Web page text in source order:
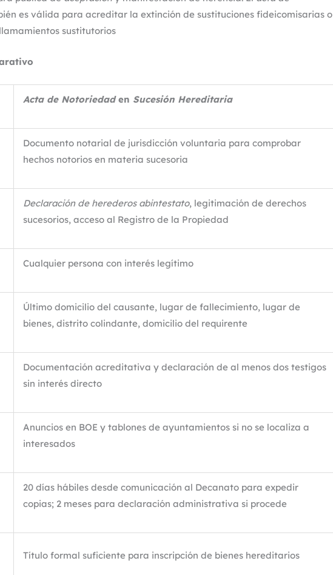
es válida para acreditar la extinción de sustituciones fideicomisarias o
sustitutorios
Acta de Notoriedaden Sucesión Hereditaria
Documento notarial de jurisdicción voluntaria para comprobar
hechos notorios en materia sucesoria
Declaración de herederos abintestato, legitimación de derechos
sucesorios, acceso al Registro de la Propiedad
Cualquier persona con interés legítimo
Último domicilio del causante, lugar de fallecimiento, lugar de
bienes, distrito colindante, domicilio del requirente
Documentación acreditativa y declaración de al menos dos testigos
sin interés directo
Anuncios en BOE y tablones de ayuntamientos si no se localiza a
interesados
20 días hábiles desde comunicación al Decanato para expedir
copias; 2 meses para declaración administrativa si procede
Título formal suficiente para inscripción de bienes hereditarios